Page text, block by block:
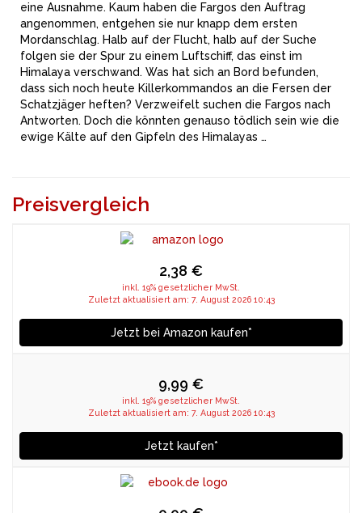
eine Ausnahme. Kaum haben die Fargos den Auftrag
angenommen, entgehen sie nur knapp dem ersten
Mordanschlag. Halb auf der Flucht, halb auf der Suche
folgen sie der Spur zu einem Luftschiff, das einst im
Himalaya verschwand. Was hat sich an Bord befunden,
dass sich noch heute Killerkommandos an die Fersen der
Schatzjäger heften? Verzweifelt suchen die Fargos nach
Antworten. Doch die könnten genauso tödlich sein wie die
ewige Kälte auf den Gipfeln des Himalayas …
Preisvergleich
2,38 €
inkl. 19% gesetzlicher MwSt.
Zuletzt aktualisiert am: 7. August 2026 10:43
Jetzt bei Amazon kaufen*
9,99 €
inkl. 19% gesetzlicher MwSt.
Zuletzt aktualisiert am: 7. August 2026 10:43
Jetzt kaufen*